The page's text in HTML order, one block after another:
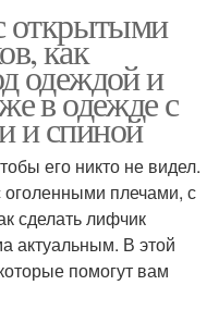
открытыми
как
одеждой и
в одежде с
и спиной
его никто не видел.
плечами, с
сделать лифчик
актуальным. В этой
помогут вам